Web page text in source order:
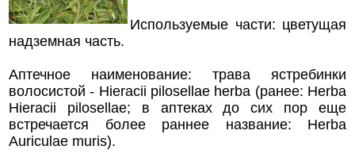
Используемые части: цветущая
надземная часть.
Аптечное наименование: трава ястребинки
волосистой - Hieracii pilosellae herba (ранее: Herba
Hieracii pilosellae; в аптеках до сих пор еще
встречается более раннее название: Herba
Auriculae muris).